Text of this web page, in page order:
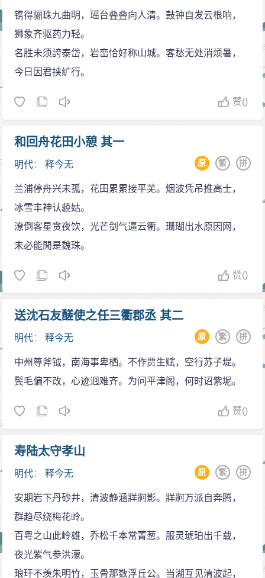
镌得骊珠九曲明，瑶台叠叠向人清。鼓钟自发云根响，
狮象齐驱药力轻。
名胜未须誇泰岱，岩峦恰好称山城。客愁无处消烦暑，
今日因君挟纩行。
赞()
和回舟花田小憩 其一
明代：释今无 拼
繁
原
兰浦停舟兴未孤，花田累累接平芜。烟波凭吊推高士，
冰雪丰神认藐姑。
潦倒客星贪夜饮，光芒剑气逼云衢。珊瑚出水原因网，
未必能閒是魏珠。
赞()
送沈石友醝使之任三衢郡丞 其二
明代：释今无 拼
繁
原
中州尊斧钺，南海事卑栖。不作贾生赋，空行苏子堤。
鬓毛偏不改，心迹迥难齐。为问平津阁，何时诏紫坭。
赞()
寿陆太守孝山
明代：释今无 拼
繁
原
安期岩下丹砂井，清波静涵牂牁影。牂牁万派自奔腾，
群趋尽绕梅花岭。
百粤之山此岭雄，乔松千本常菁葱。服灵琥珀出千载，
夜光紫气参洪濛。
琅玕不羡朱明竹，玉骨那数浮丘公。当湖互见清波起，